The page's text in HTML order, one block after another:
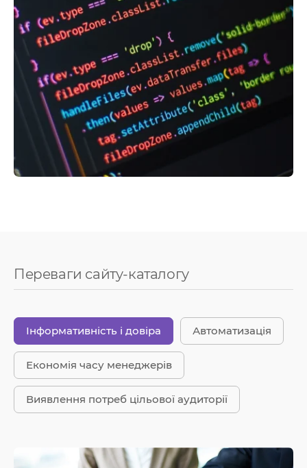
Переваги сайту-каталогу
Інформативність і довіра Автоматизація
Економія часу менеджерів
Виявлення потреб цільової аудиторії